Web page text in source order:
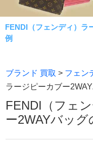
FENDI（フェンディ）ラ
例
FENDI（フェンディ）
取事例です。
であれば何でもお買取
ブランド 買取 > フェン
ラージピーカブー
FENDI（フェ
ー2WAYバッグ